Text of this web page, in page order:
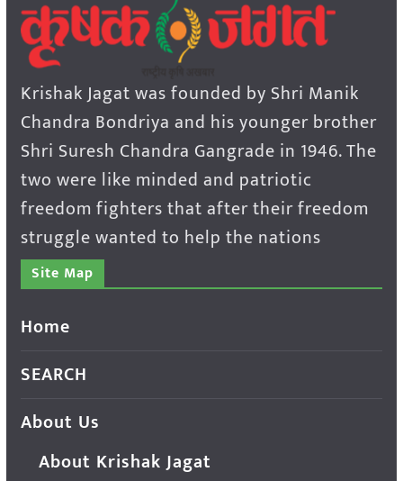
Krishak Jagat was founded by Shri Manik
Chandra Bondriya and his younger brother
Shri Suresh Chandra Gangrade in 1946. The
two were like minded and patriotic
freedom fighters that after their freedom
struggle wanted to help the nations
Site Map
Home
SEARCH
About Us
About Krishak Jagat